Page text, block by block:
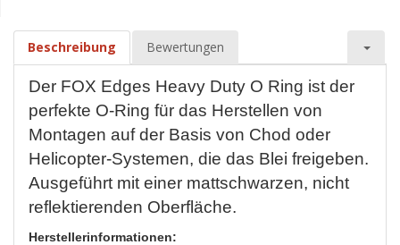
Beschreibung Bewertungen
Der FOX Edges Heavy Duty O Ring ist der
perfekte O-Ring für das Herstellen von
Montagen auf der Basis von Chod oder
Helicopter-Systemen, die das Blei freigeben.
Ausgeführt mit einer mattschwarzen, nicht
reflektierenden Oberfläche.
Herstellerinformationen: